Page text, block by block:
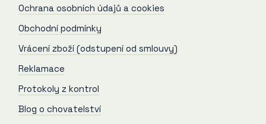
Ochrana osobních údajů a cookies
Obchodní podmínky
Vrácení zboží (odstupení od smlouvy)
Reklamace
Protokoly z kontrol
Blog o chovatelství